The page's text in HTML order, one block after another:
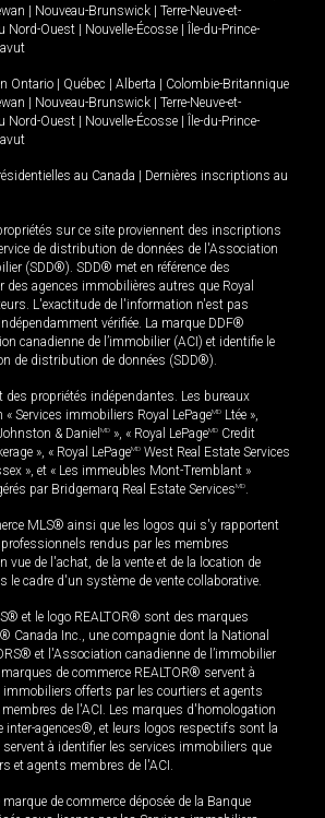
| Nouveau-Brunswick | Terre-Neuve-et-
Nord-Ouest | Nouvelle-Écosse | Île-du-Prince-
Ontario | Québec | Alberta | Colombie-Britannique
| Nouveau-Brunswick | Terre-Neuve-et-
Nord-Ouest | Nouvelle-Écosse | Île-du-Prince-
au Canada | Dernières inscriptions au
sur ce site proviennent des inscriptions
de distribution de données de l'Association
(SDD®). SDD® met en référence des
agences immobilières autres que Royal
L'exactitude de l'information n'est pas
vérifiée. La marque DDF®
canadienne de l’immobilier (ACI) et identifie le
de distribution de données (SDD®).
propriétés indépendantes. Les bureaux
Services immobiliers Royal LePageMD Ltée »,
& Daniel MD », « Royal LePageMD Credit
», « Royal LePageMD West Real Estate Services
», et « Les immeubles Mont-Tremblant »
par Bridgemarq Real Estate ServicesMD.
MLS® ainsi que les logos qui s'y rapportent
rendus par les membres
vue de l'achat, de la vente et de la location de
le cadre d'un système de vente collaborative.
et le logo REALTOR® sont des marques
Canada Inc., une compagnie dont la National
et l'Association canadienne de l’immobilier
de commerce REALTOR® servent à
offerts par les courtiers et agents
de l'ACI. Les marques d'homologation
inter-agences®, et leurs logos respectifs sont la
servent à identifier les services immobiliers que
et agents membres de l'ACI.
de commerce déposée de la Banque